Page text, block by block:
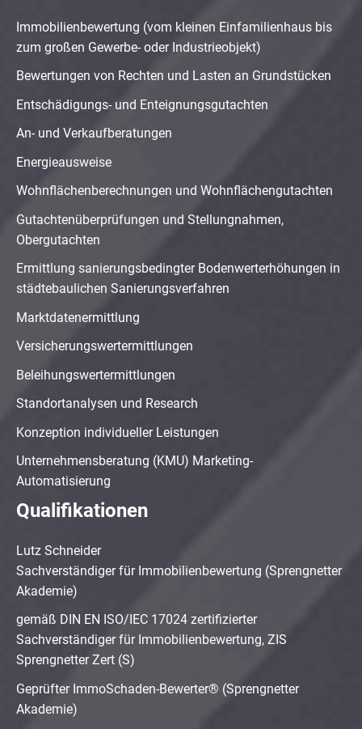
Immobilienbewertung (vom kleinen Einfamilienhaus bis
zum großen Gewerbe- oder Industrieobjekt)
Bewertungen von Rechten und Lasten an Grundstücken
Entschädigungs- und Enteignungsgutachten
An- und Verkaufberatungen
Energieausweise
Wohnflächenberechnungen und Wohnflächengutachten
Gutachtenüberprüfungen und Stellungnahmen,
Obergutachten
Ermittlung sanierungsbedingter Bodenwerterhöhungen in
städtebaulichen Sanierungsverfahren
Marktdatenermittlung
Versicherungswertermittlungen
Beleihungswertermittlungen
Standortanalysen und Research
Konzeption individueller Leistungen
Unternehmensberatung (KMU) Marketing-
Automatisierung
Qualifikationen
Lutz Schneider
Sachverständiger für Immobilienbewertung (Sprengnetter
Akademie)
gemäß DIN EN ISO/IEC 17024 zertifizierter
Sachverständiger für Immobilienbewertung, ZIS
Sprengnetter Zert (S)
Geprüfter ImmoSchaden-Bewerter® (Sprengnetter
Akademie)